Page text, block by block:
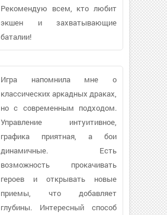
Рекомендую всем, кто любит
экшен и захватывающие
баталии!
Игра напомнила мне о
классических аркадных драках,
но с современным подходом.
Управление интуитивное,
графика приятная, а бои
динамичные. Есть
возможность прокачивать
героев и открывать новые
приемы, что добавляет
глубины. Интересный способ